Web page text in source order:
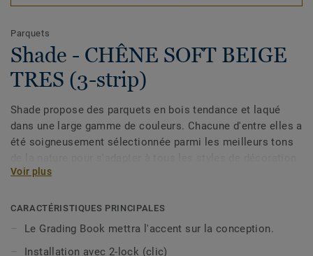
Parquets
Shade - CHÊNE SOFT BEIGE
TRES (3-strip)
Shade propose des parquets en bois tendance et laqué
dans une large gamme de couleurs. Chacune d'entre elles a
été soigneusement sélectionnée parmi les meilleurs tons
intérieure. Ouvrez votre monde au look moderne et
Voir plus
CARACTÉRISTIQUES PRINCIPALES
Le Grading Book mettra l'accent sur la conception.
Installation avec 2-lock (clic)